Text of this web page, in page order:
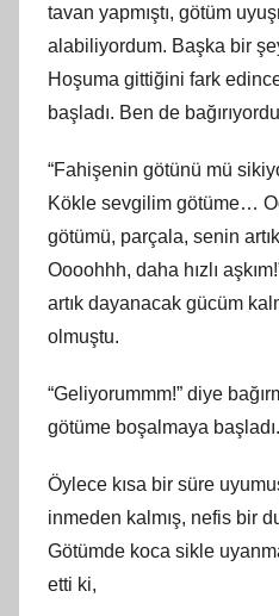
tavan yapmıştı, götüm
alabiliyordum. Başka bir
Hoşuma gittiğini fark
başladı. Ben de
“Fahişenin götünü mü
Kökle sevgilim götüme…
götümü, parçala, senin
Oooohhh, daha hızlı
artık dayanacak gücüm
olmuştu.
“Geliyorummm!” diye
götüme boşalmaya başladı.
Öylece kısa bir süre
inmeden kalmış, nefis bir
Götümde koca sikle
etti ki,